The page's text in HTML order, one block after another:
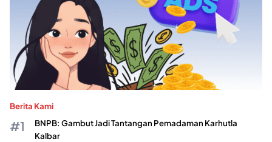
Berita Kami
BNPB: Gambut Jadi Tantangan Pemadaman Karhutla
Kalbar